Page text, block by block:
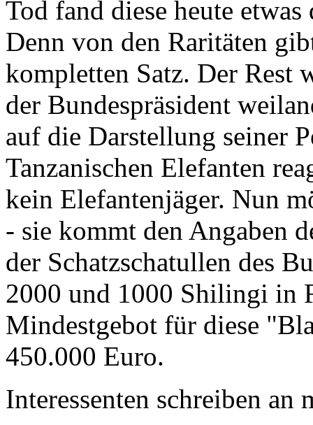
Tod fand diese heute
Denn von den Raritäten
kompletten Satz. Der Rest
der Bundespräsident
auf die Darstellung seiner
Tanzanischen Elefanten
kein Elefantenjäger. Nun
- sie kommt den Angaben
der Schatzschatullen des
2000 und 1000 Shilingi in
Mindestgebot für diese
450.000 Euro.
Interessenten schreiben